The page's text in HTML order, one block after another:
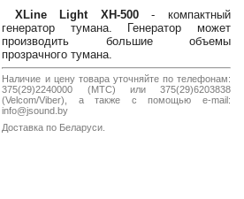
375
620-
38-
38
XLine Light XH-500- компактный
генератор тумана. Генератор может
производить большие объемы
прозрачного тумана.
Наличие и цену товара уточняйте по телефонам:
375(29)2240000 (МТС) или 375(29)6203838
(Velcom/Viber), а также с помощью e-mail:
info@jsound.by
Доставка по Беларуси.